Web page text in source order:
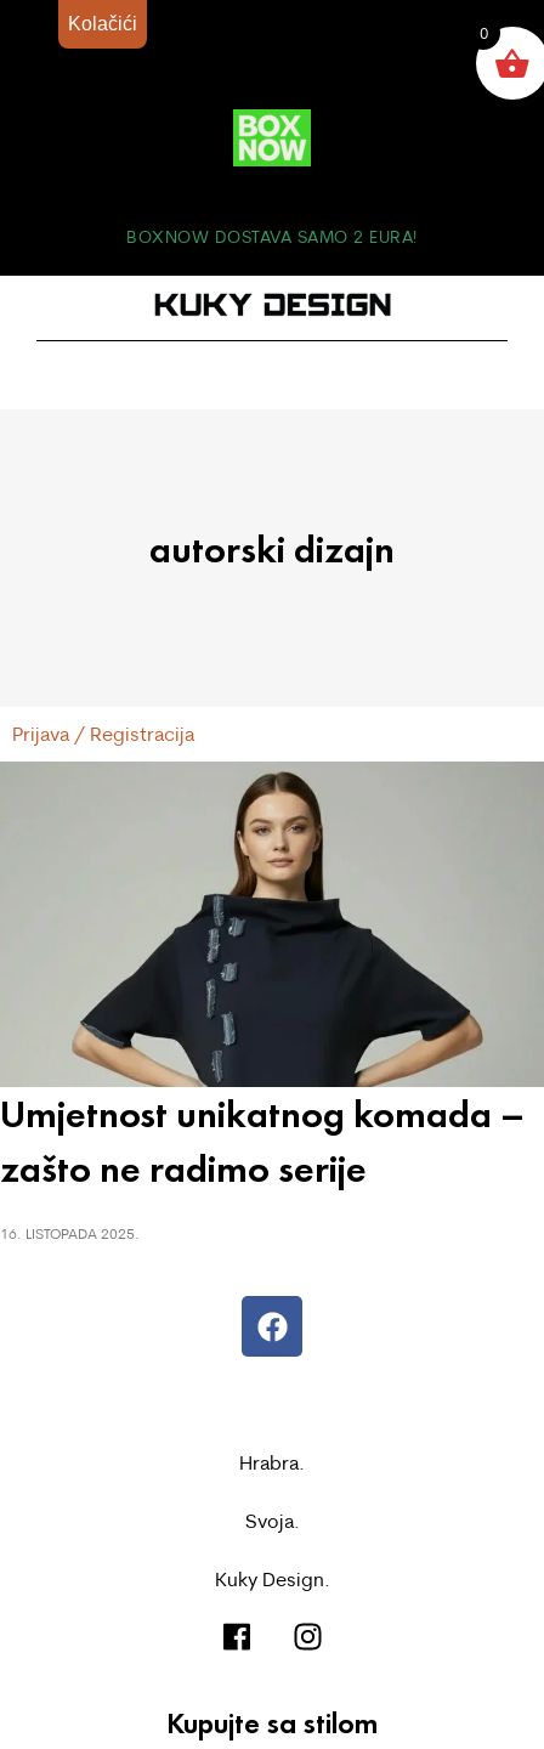
BOXNOW DOSTAVA SAMO 2 EURA!
autorski dizajn
Prijava / Registracija
Umjetnost unikatnog komada –
zašto ne radimo serije
16. LISTOPADA 2025.
Hrabra.
Svoja.
Kuky Design.
Kupujte sa stilom
0
Kolačići